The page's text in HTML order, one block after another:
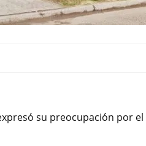
su preocupación por